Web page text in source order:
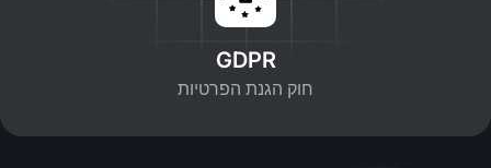
GDPR
חוק הגנת הפרטיות